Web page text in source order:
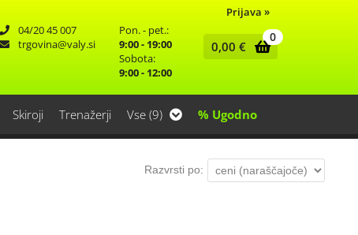
Prijava »
04/20 45 007
trgovina
valy.si
Pon. - pet.:
9:00 - 19:00
Sobota:
9:00 - 12:00
0
0,00 €
Skiroji Trenažerji Vse (9) % Ugodno
Razvrsti po: